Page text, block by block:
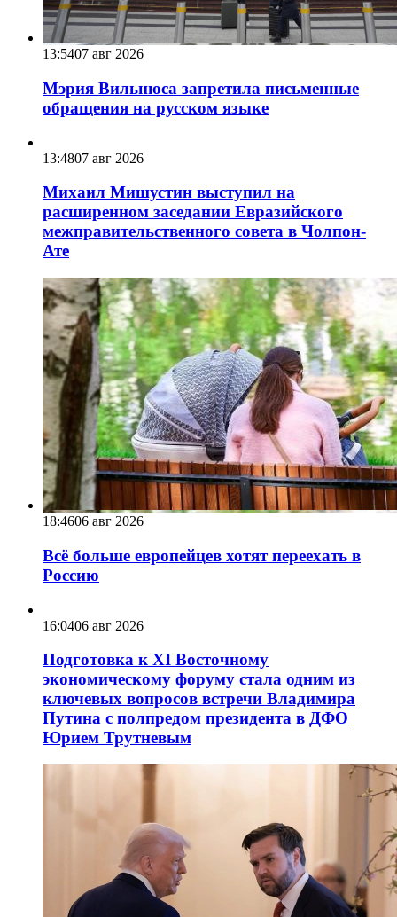
13:5407 авг 2026
Мэрия Вильнюса запретила письменные
обращения на русском языке
13:4807 авг 2026
Михаил Мишустин выступил на
расширенном заседании Евразийского
межправительственного совета в Чолпон-
Ате
18:4606 авг 2026
Всё больше европейцев хотят переехать в
Россию
16:0406 авг 2026
Подготовка к XI Восточному
экономическому форуму стала одним из
ключевых вопросов встречи Владимира
Путина с полпредом президента в ДФО
Юрием Трутневым